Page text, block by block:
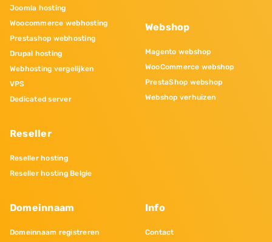
Joomla hosting
Woocommerce webhosting
Prestashop webhosting
Drupal hosting
Webhosting vergelijken
VPS
Dedicated server
Reseller
Reseller hosting
Reseller hosting Belgie
Webshop
Magento webshop
WooCommerce webshop
PrestaShop webshop
Webshop verhuizen
Domeinnaam
Domeinnaam registreren
Info
Contact